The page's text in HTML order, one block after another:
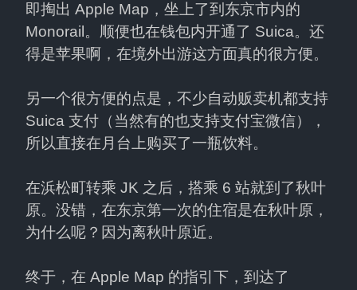
即掏出 Apple Map，坐上了到东京市内的
Monorail。顺便也在钱包内开通了 Suica。还
得是苹果啊，在境外出游这方面真的很方便。
另一个很方便的点是，不少自动贩卖机都支持
Suica 支付（当然有的也支持支付宝微信），
所以直接在月台上购买了一瓶饮料。
在浜松町转乘 JK 之后，搭乘 6 站就到了秋叶
原。没错，在东京第一次的住宿是在秋叶原，
为什么呢？因为离秋叶原近。